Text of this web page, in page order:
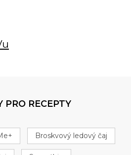
PRO RECEPTY
Broskvový ledový čaj